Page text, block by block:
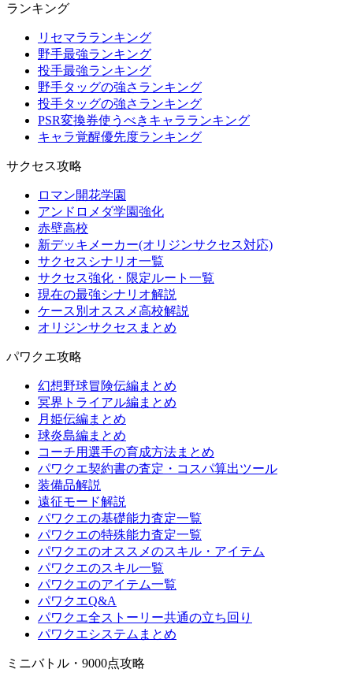
ランキング
リセマラランキング
野手最強ランキング
投手最強ランキング
野手タッグの強さランキング
投手タッグの強さランキング
PSR変換券使うべきキャラランキング
キャラ覚醒優先度ランキング
サクセス攻略
ロマン開花学園
アンドロメダ学園強化
赤壁高校
新デッキメーカー(オリジンサクセス対応)
サクセスシナリオ一覧
サクセス強化・限定ルート一覧
現在の最強シナリオ解説
ケース別オススメ高校解説
オリジンサクセスまとめ
パワクエ攻略
幻想野球冒険伝編まとめ
冥界トライアル編まとめ
月姫伝編まとめ
球炎島編まとめ
コーチ用選手の育成方法まとめ
パワクエ契約書の査定・コスパ算出ツール
装備品解説
遠征モード解説
パワクエの基礎能力査定一覧
パワクエの特殊能力査定一覧
パワクエのオススメのスキル・アイテム
パワクエのスキル一覧
パワクエのアイテム一覧
パワクエQ&A
パワクエ全ストーリー共通の立ち回り
パワクエシステムまとめ
ミニバトル・9000点攻略